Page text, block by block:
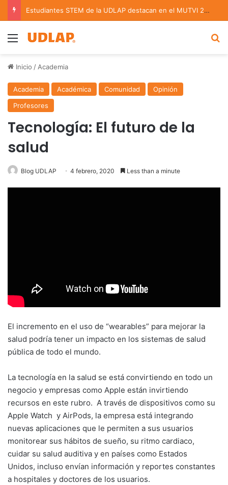
Estudiantes STEM de la UDLAP destacan en el MUTVI 2026
Menu
Inicio / Academia
Academia Académica Comunidad
Opinión
Profesores
Tecnología: El futuro de la
salud
Blog UDLAP 4 febrero, 2020 Less than a minute
El incremento en el uso de “wearables” para mejorar la
salud podría tener un impacto en los sistemas de salud
pública de todo el mundo.
La tecnología en la salud se está convirtiendo en todo un
negocio y empresas como Apple están invirtiendo
recursos en este rubro. A través de dispositivos como su
Apple Watch y AirPods, la empresa está integrando
nuevas aplicaciones que le permiten a sus usuarios
monitorear sus hábitos de sueño, su ritmo cardiaco,
cuidar su salud auditiva y en países como Estados
Unidos, incluso envían información y reportes constantes
a hospitales y doctores de los usuarios.